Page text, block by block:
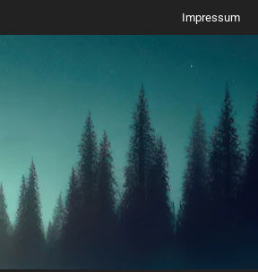
Impressum